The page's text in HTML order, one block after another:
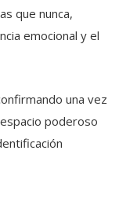
que nunca,
emocional y el
una vez
poderoso